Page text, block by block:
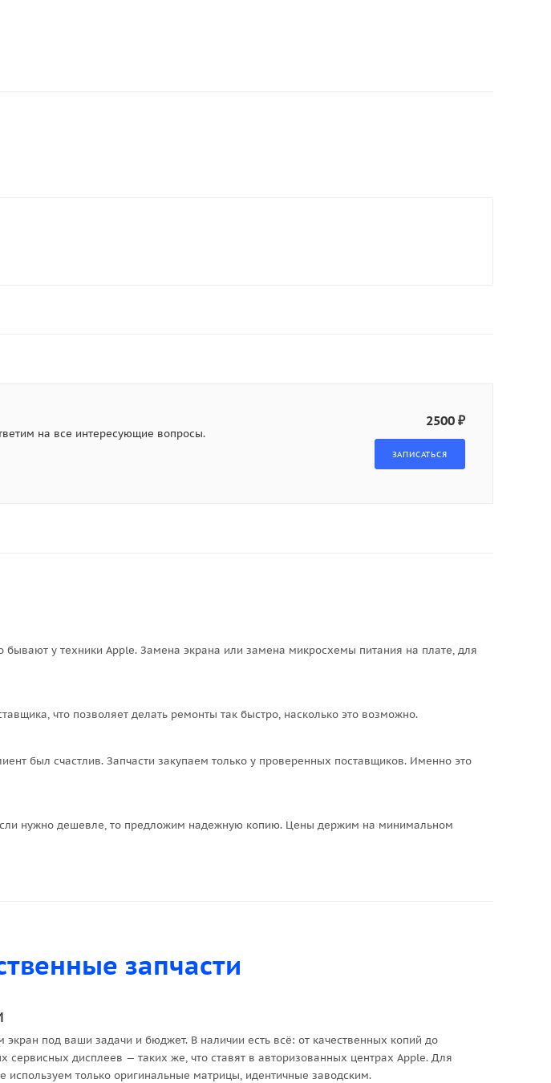
на все интересующие вопросы.
2500 ₽
у техники Apple. Замена экрана или замена микросхемы питания на плате, для
что позволяет делать ремонты так быстро, насколько это возможно.
был счастлив. Запчасти закупаем только у проверенных поставщиков. Именно это
нужно дешевле, то предложим надежную копию. Цены держим на минимальном
запчасти
под ваши задачи и бюджет. В наличии есть всё: от качественных копий до
сервисных дисплеев — таких же, что ставят в авторизованных центрах Apple. Для
используем только оригинальные матрицы, идентичные заводским.